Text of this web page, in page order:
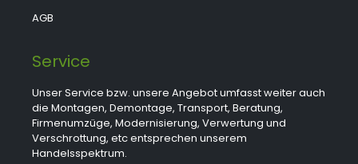
AGB
Service
Unser Service bzw. unsere Angebot umfasst weiter auch
die Montagen, Demontage, Transport, Beratung,
Firmenumzüge, Modernisierung, Verwertung und
Verschrottung, etc entsprechen unserem
Handelsspektrum.